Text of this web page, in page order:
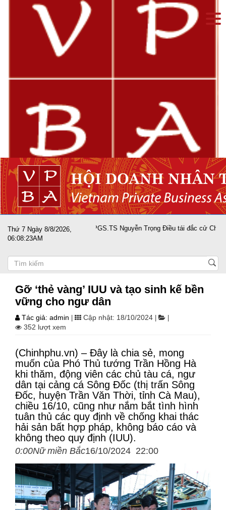
Thứ 7 Ngày 8/8/2026,
06:08:24AM
vượt sóng gió PGS.TS Nguyễn Trọng Điều tái đắc cử Chủ tịch Hội
Gỡ ‘thẻ vàng’ IUU và tạo sinh kế bền
vững cho ngư dân
Tác giả: admin Cập nhật: 18/10/2024
352 lượt xem
(Chinhphu.vn) – Đây là chia sẻ, mong
muốn của Phó Thủ tướng Trần Hồng Hà
khi thăm, động viên các chủ tàu cá, ngư
dân tại cảng cá Sông Đốc (thị trấn Sông
Ðốc, huyện Trần Văn Thời, tỉnh Cà Mau),
chiều 16/10, cũng như nắm bắt tình hình
tuân thủ các quy định về chống khai thác
hải sản bất hợp pháp, không báo cáo và
không theo quy định (IUU).
0:00Nữ miền Bắc16/10/2024 22:00